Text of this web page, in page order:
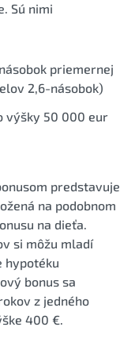
Sú nimi
priemernej
2,6-násobok)
výšky 50 000 eur
predstavuje
na podobnom
na dieťa.
si môžu mladí
hypotéku
bonus sa
z jedného
400 €.